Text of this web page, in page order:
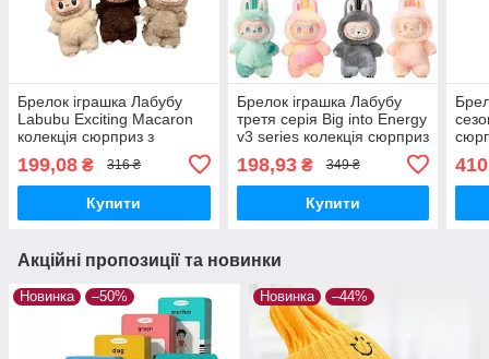
Брелок іграшка Лабубу
Labubu Exciting Macaron
колекція сюрприз з
199,08 ₴ 316 ₴
Купити
Брелок іграшка Лабубу
третя серія Big into Energy
v3 series колекція сюрприз
198,93₴ 349 ₴
Купити
Акційні пропозиції та новинки
Новинка –50% Новинка –44%